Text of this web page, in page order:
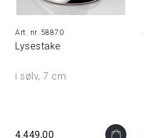
58870
Lysestake
i sølv, 7 cm
4.449,00